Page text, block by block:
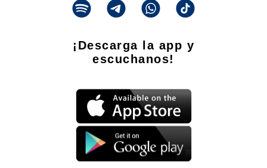
¡Descarga la app y
escuchanos!